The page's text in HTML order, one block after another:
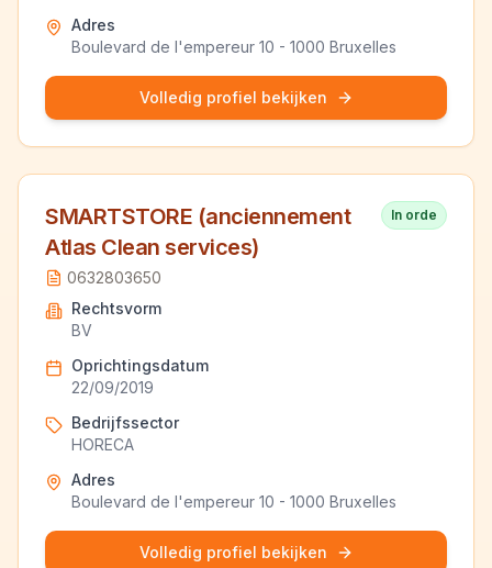
Adres
Boulevard de l'empereur 10 - 1000 Bruxelles
Volledig profiel bekijken
SMARTSTORE (anciennement
Atlas Clean services)
0632803650
In orde
Rechtsvorm
BV
Oprichtingsdatum
22/09/2019
Bedrijfssector
HORECA
Adres
Boulevard de l'empereur 10 - 1000 Bruxelles
Volledig profiel bekijken